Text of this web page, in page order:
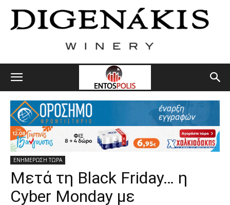
ΕΝΗΜΕΡΩΣΗ ΤΩΡΑ
Μετά τη Black Friday… η
Cyber Monday με